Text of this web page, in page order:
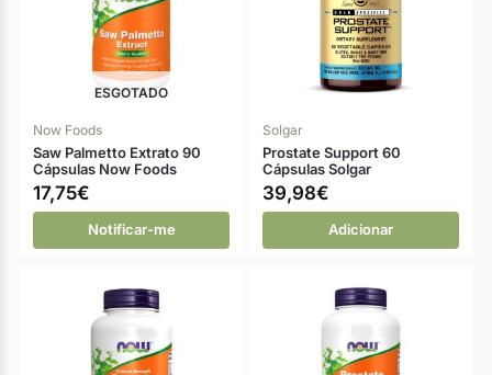
ESGOTADO
Now Foods
Saw Palmetto Extrato 90
Cápsulas Now Foods
17,75€
Notificar-me
Solgar
Prostate Support 60
Cápsulas Solgar
39,98€
Adicionar